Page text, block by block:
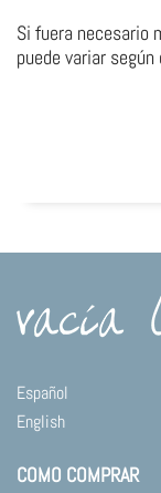
Si fuera necesario
puede variar según
Español
English
COMO COMPRAR